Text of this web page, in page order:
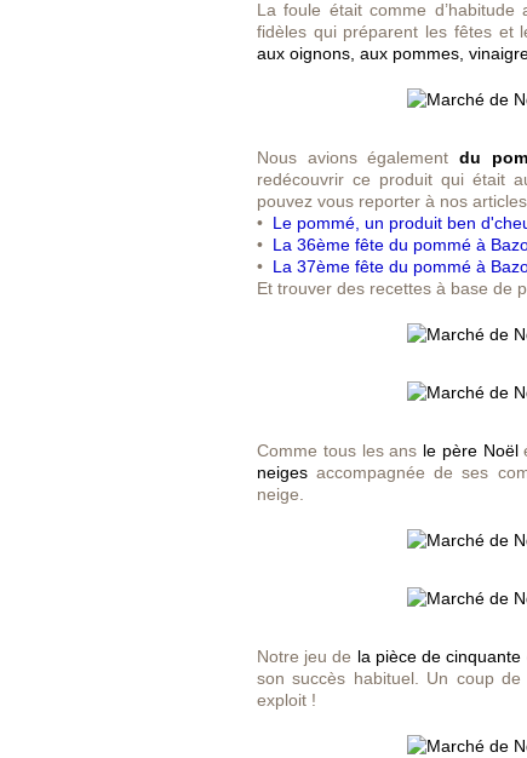
La foule était comme
fidèles qui préparent les fêtes et
aux oignons, aux pommes,
Nous avions également du
redécouvrir ce produit qui était
pouvez vous reporter à nos
• Le pommé, un produit ben
• La 36ème fête du pommé à
• La 37ème fête du pommé à
Et trouver des recettes à base de
Comme tous les ans le père Noël
neiges accompagnée de ses
neige.
Notre jeu de la pièce de cinquante
son succès habituel. Un coup
exploit !